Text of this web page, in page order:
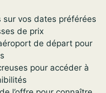
sur vos dates préférées
de prix
de départ pour
pour accéder à